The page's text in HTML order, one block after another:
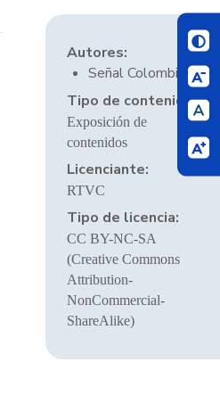
Autores:
Señal Colombia
Tipo de contenido:
Exposición de
contenidos
Licenciante:
RTVC
Tipo de licencia:
CC BY-NC-SA
(Creative Commons
Attribution-
NonCommercial-
ShareAlike)